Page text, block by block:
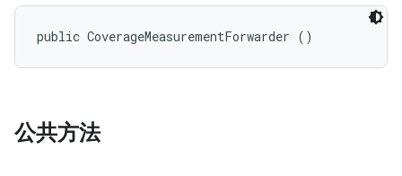
public CoverageMeasurementForwarder ()
公共方法